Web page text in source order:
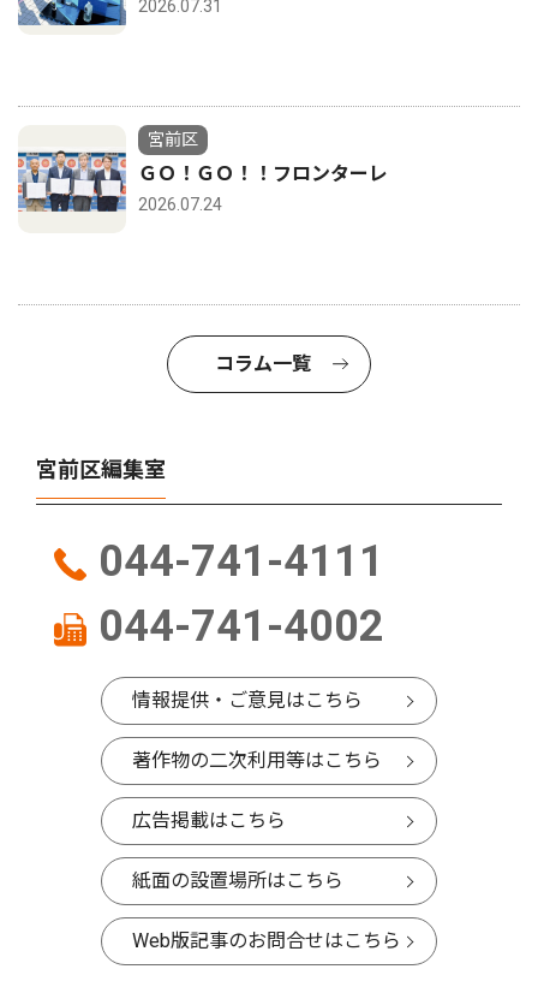
2026.07.31
宮前区
ＧＯ！ＧＯ！！フロンターレ
2026.07.24
コラム一覧
宮前区編集室
044-741-4111
044-741-4002
情報提供・ご意見はこちら
著作物の二次利用等はこちら
広告掲載はこちら
紙面の設置場所はこちら
Web版記事のお問合せはこちら